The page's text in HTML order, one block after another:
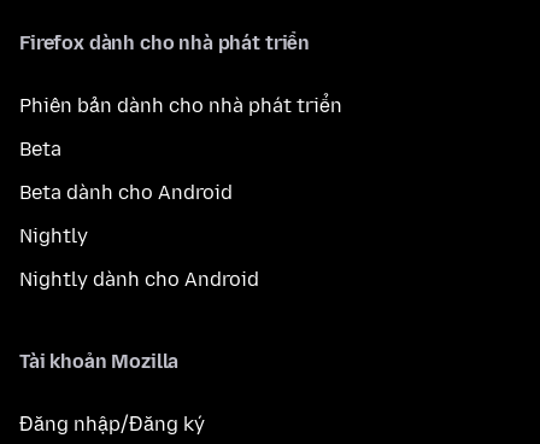
Firefox dành cho nhà phát triển
Phiên bản dành cho nhà phát triển
Beta
Beta dành cho Android
Nightly
Nightly dành cho Android
Tài khoản Mozilla
Đăng nhập/Đăng ký